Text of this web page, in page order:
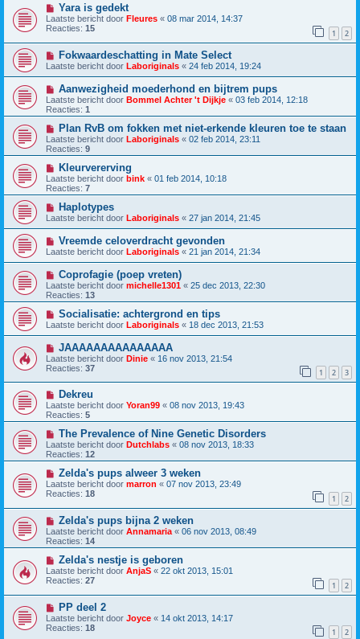
Yara is gedekt
Laatste bericht door Fleures « 08 mar 2014, 14:37
Reacties: 15 1 2
Fokwaardeschatting in Mate Select
Laatste bericht door Laboriginals « 24 feb 2014, 19:24
Aanwezigheid moederhond en bijtrem pups
Laatste bericht door Bommel Achter 't Dijkje « 03 feb 2014, 12:18
Reacties: 1
Plan RvB om fokken met niet-erkende kleuren toe te staan
Laatste bericht door Laboriginals « 02 feb 2014, 23:11
Reacties: 9
Kleurvererving
Laatste bericht door bink « 01 feb 2014, 10:18
Reacties: 7
Haplotypes
Laatste bericht door Laboriginals « 27 jan 2014, 21:45
Vreemde celoverdracht gevonden
Laatste bericht door Laboriginals « 21 jan 2014, 21:34
Coprofagie (poep vreten)
Laatste bericht door michelle1301 « 25 dec 2013, 22:30
Reacties: 13
Socialisatie: achtergrond en tips
Laatste bericht door Laboriginals « 18 dec 2013, 21:53
JAAAAAAAAAAAAAAA
Laatste bericht door Dinie « 16 nov 2013, 21:54
Reacties: 37 1 2 3
Dekreu
Laatste bericht door Yoran99 « 08 nov 2013, 19:43
Reacties: 5
The Prevalence of Nine Genetic Disorders
Laatste bericht door Dutchlabs « 08 nov 2013, 18:33
Reacties: 12
Zelda's pups alweer 3 weken
Laatste bericht door marron « 07 nov 2013, 23:49
Reacties: 18 1 2
Zelda's pups bijna 2 weken
Laatste bericht door Annamaria « 06 nov 2013, 08:49
Reacties: 14
Zelda's nestje is geboren
Laatste bericht door AnjaS « 22 okt 2013, 15:01
Reacties: 27 1 2
PP deel 2
Laatste bericht door Joyce « 14 okt 2013, 14:17
Reacties: 18 1 2